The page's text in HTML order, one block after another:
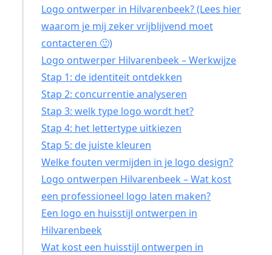
Logo ontwerper in Hilvarenbeek? (Lees hier
waarom je mij zeker vrijblijvend moet
contacteren 🙂)
Logo ontwerper Hilvarenbeek – Werkwijze
Stap 1: de identiteit ontdekken
Stap 2: concurrentie analyseren
Stap 3: welk type logo wordt het?
Stap 4: het lettertype uitkiezen
Stap 5: de juiste kleuren
Welke fouten vermijden in je logo design?
Logo ontwerpen Hilvarenbeek – Wat kost
een professioneel logo laten maken?
Een logo en huisstijl ontwerpen in
Hilvarenbeek
Wat kost een huisstijl ontwerpen in